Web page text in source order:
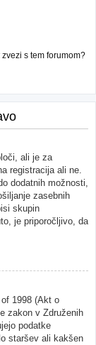
s tem forumom?
ali je za
registracija ali ne.
dodatnih možnosti,
zasebnih
skupin
je priporočljivo, da
1998 (Akt o
zakon v Združenih
podatke
staršev ali kakšen